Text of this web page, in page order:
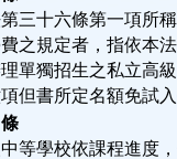
三十六條第一項所
之規定者，指依本
理單獨招生之私立高
但書所定名額免試
等學校依課程進度